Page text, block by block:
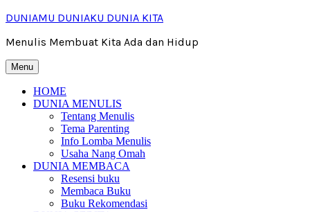
Skip
content
DUNIAMU DUNIAKU DUNIA KITA
Menulis Membuat Kita Ada dan Hidup
Menu
HOME
DUNIA MENULIS
Tentang Menulis
Tema Parenting
Info Lomba Menulis
Usaha Nang Omah
DUNIA MEMBACA
Resensi buku
Membaca Buku
Buku Rekomendasi